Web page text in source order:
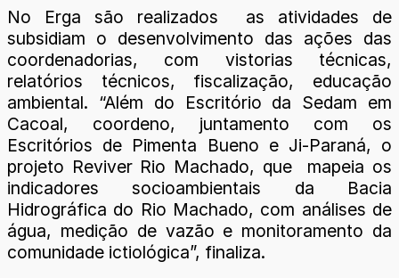
No Erga são realizados as atividades de
subsidiam o desenvolvimento das ações das
coordenadorias, com vistorias técnicas,
relatórios técnicos, fiscalização, educação
ambiental. “Além do Escritório da Sedam em
Cacoal, coordeno, juntamento com os
Escritórios de Pimenta Bueno e Ji-Paraná, o
projeto Reviver Rio Machado, que mapeia os
indicadores socioambientais da Bacia
Hidrográfica do Rio Machado, com análises de
água, medição de vazão e monitoramento da
comunidade ictiológica”, finaliza.